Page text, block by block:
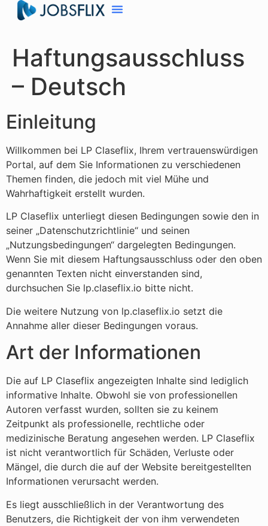
Haftungsausschluss
– Deutsch
Einleitung
Willkommen bei LP Claseflix, Ihrem vertrauenswürdigen
Portal, auf dem Sie Informationen zu verschiedenen
Themen finden, die jedoch mit viel Mühe und
Wahrhaftigkeit erstellt wurden.
LP Claseflix unterliegt diesen Bedingungen sowie den in
seiner „Datenschutzrichtlinie“ und seinen
„Nutzungsbedingungen“ dargelegten Bedingungen.
Wenn Sie mit diesem Haftungsausschluss oder den oben
genannten Texten nicht einverstanden sind,
durchsuchen Sie lp.claseflix.io bitte nicht.
Die weitere Nutzung von lp.claseflix.io setzt die
Annahme aller dieser Bedingungen voraus.
Art der Informationen
Die auf LP Claseflix angezeigten Inhalte sind lediglich
informative Inhalte. Obwohl sie von professionellen
Autoren verfasst wurden, sollten sie zu keinem
Zeitpunkt als professionelle, rechtliche oder
medizinische Beratung angesehen werden. LP Claseflix
ist nicht verantwortlich für Schäden, Verluste oder
Mängel, die durch die auf der Website bereitgestellten
Informationen verursacht werden.
Es liegt ausschließlich in der Verantwortung des
Benutzers, die Richtigkeit der von ihm verwendeten